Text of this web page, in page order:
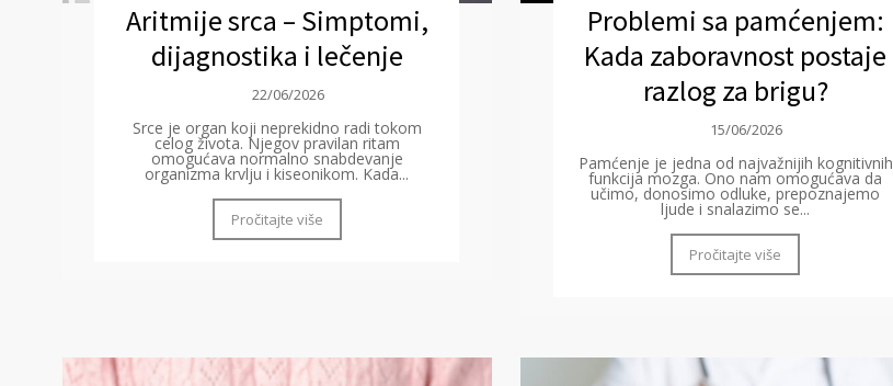
Aritmije srca – Simptomi,
dijagnostika i lečenje
22/06/2026
Srce je organ koji neprekidno radi tokom
celog života. Njegov pravilan ritam
omogućava normalno snabdevanje
organizma krvlju i kiseonikom. Kada...
Pročitajte više
Problemi sa pamćenjem:
Kada zaboravnost postaje
razlog za brigu?
15/06/2026
Pamćenje je jedna od najvažnijih kognitivnih
funkcija mozga. Ono nam omogućava da
učimo, donosimo odluke, prepoznajemo
ljude i snalazimo se...
Pročitajte više